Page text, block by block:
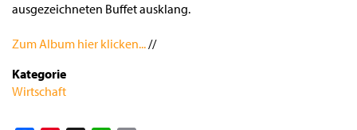
ausgezeichneten Buffet ausklang.
Zum Album hier klicken...//
Kategorie
Wirtschaft